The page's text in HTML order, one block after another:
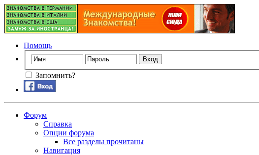
Помощь
Запомнить?
Форум
Справка
Опции форума
Все разделы прочитаны
Навигация